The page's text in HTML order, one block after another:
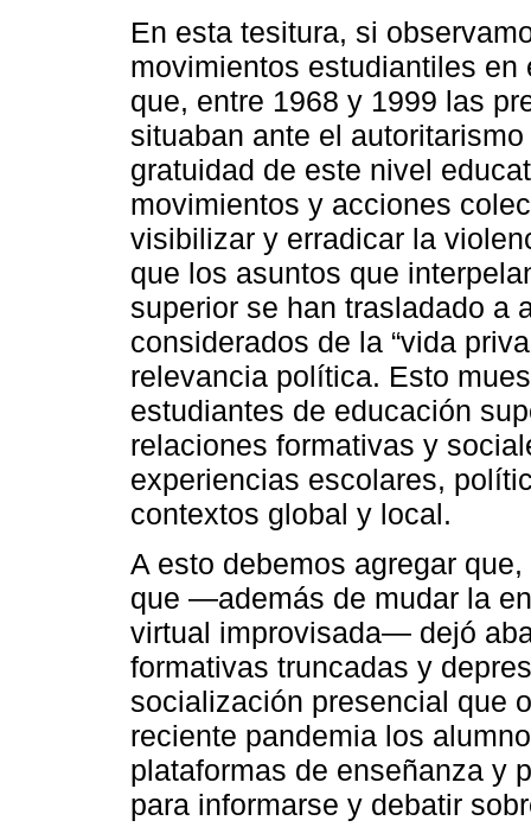
En esta tesitura, si
movimientos estudiantiles
que, entre 1968 y 1999 las
situaban ante el
gratuidad de este nivel
movimientos y acciones
visibilizar y erradicar la
que los asuntos que
superior se han trasladado a
considerados de la “vida
relevancia política. Esto
estudiantes de educación
relaciones formativas y
experiencias escolares,
contextos global y local.
A esto debemos agregar
que ―además de mudar la
virtual improvisada― dejó
formativas truncadas y
socialización presencial que
reciente pandemia los
plataformas de enseñanza y
para informarse y debatir